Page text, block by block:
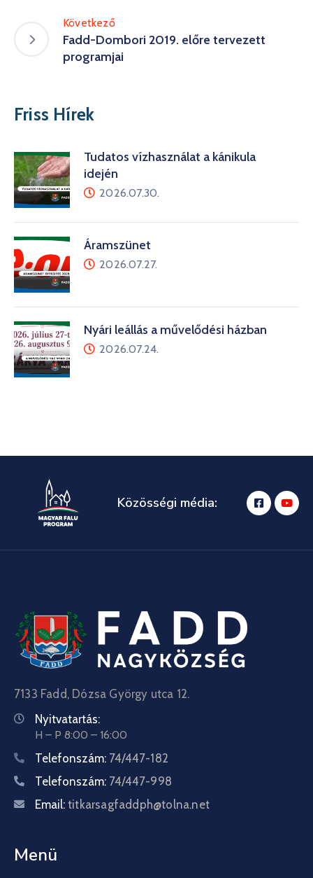
Következő
Fadd-Dombori 2019. előre tervezett
programjai
Friss Hírek
Tudatos vízhasználat a kánikula
idején
2026.07.30.
Áramszünet
2026.07.27.
Nyári leállás a művelődési házban
2026.07.24.
Közösségi média:
7133 Fadd, Dózsa György utca 12.
Nyitvatartás:
H – P 8:00 – 16:00
Telefonszám: 74/447-182
Telefonszám: 74/447-998
Email: titkarsagfaddph@tolna.net
Menü